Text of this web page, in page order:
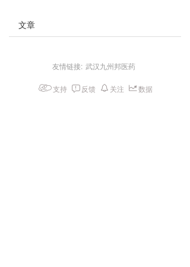
文章
友情链接: 武汉九州邦医药
支持 反馈 关注 数据